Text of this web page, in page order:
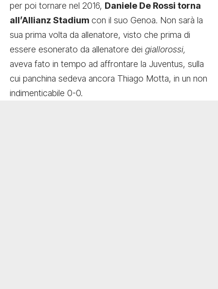
per poi tornare nel 2016, Daniele De Rossi torna
all’Allianz Stadium con il suo Genoa. Non sarà la
sua prima volta da allenatore, visto che prima di
essere esonerato da allenatore dei giallorossi,
aveva fato in tempo ad affrontare la Juventus, sulla
cui panchina sedeva ancora Thiago Motta, in un non
indimenticabile 0-0.